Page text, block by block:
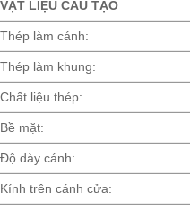
VẬT LIỆU CẤU TẠO
Thép làm cánh:
Thép làm khung:
Chất liệu thép:
Bề mặt:
Độ dày cánh:
Kính trên cánh cửa: